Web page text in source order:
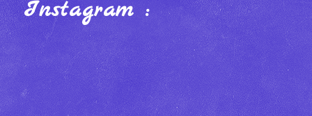
Instagram :